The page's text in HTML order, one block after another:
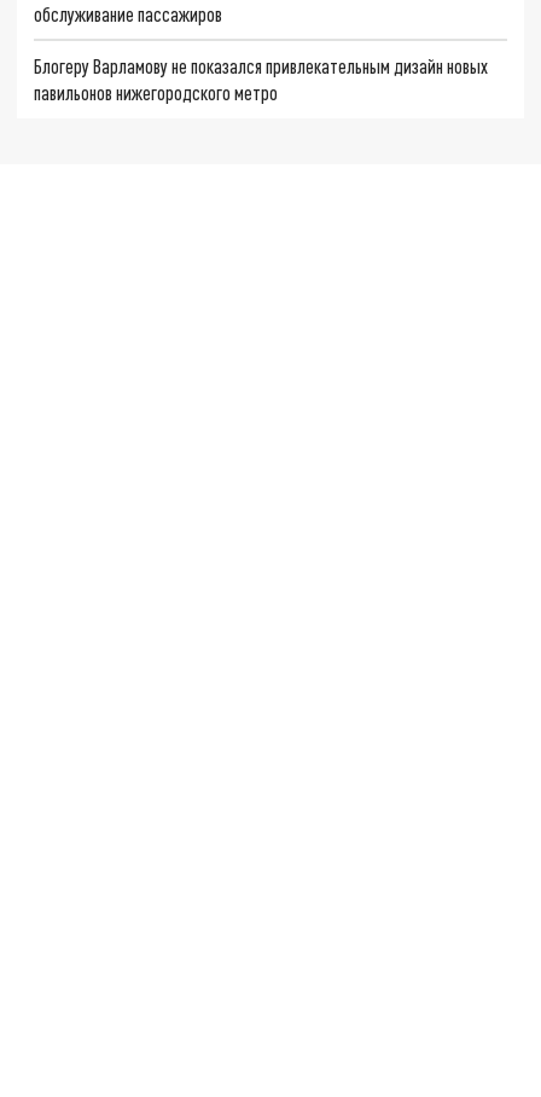
обслуживание пассажиров
Блогеру Варламову не показался привлекательным дизайн новых
павильонов нижегородского метро